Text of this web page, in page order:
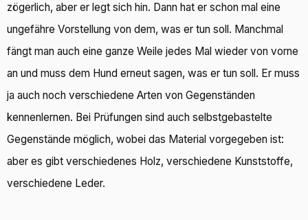
zögerlich, aber er legt sich hin. Dann hat er schon mal eine
ungefähre Vorstellung von dem, was er tun soll. Manchmal
fängt man auch eine ganze Weile jedes Mal wieder von vorne
an und muss dem Hund erneut sagen, was er tun soll. Er muss
ja auch noch verschiedene Arten von Gegenständen
kennenlernen. Bei Prüfungen sind auch selbstgebastelte
Gegenstände möglich, wobei das Material vorgegeben ist:
aber es gibt verschiedenes Holz, verschiedene Kunststoffe,
verschiedene Leder.